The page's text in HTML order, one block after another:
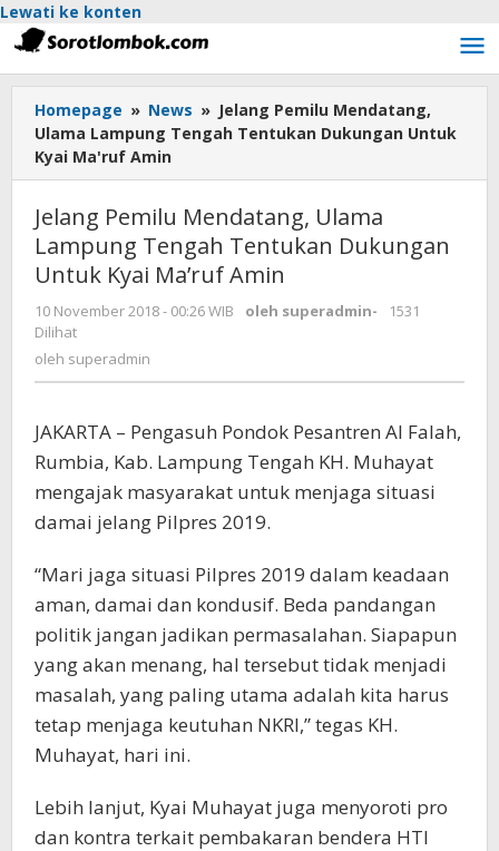
Lewati ke konten
Homepage » News » Jelang Pemilu Mendatang,
Ulama Lampung Tengah Tentukan Dukungan Untuk
Kyai Ma'ruf Amin
Jelang Pemilu Mendatang, Ulama
Lampung Tengah Tentukan Dukungan
Untuk Kyai Ma’ruf Amin
10 November 2018 - 00:26 WIB oleh superadmin-
1531
Dilihat
oleh superadmin
JAKARTA – Pengasuh Pondok Pesantren Al Falah,
Rumbia, Kab. Lampung Tengah KH. Muhayat
mengajak masyarakat untuk menjaga situasi
damai jelang Pilpres 2019.
“Mari jaga situasi Pilpres 2019 dalam keadaan
aman, damai dan kondusif. Beda pandangan
politik jangan jadikan permasalahan. Siapapun
yang akan menang, hal tersebut tidak menjadi
masalah, yang paling utama adalah kita harus
tetap menjaga keutuhan NKRI,” tegas KH.
Muhayat, hari ini.
Lebih lanjut, Kyai Muhayat juga menyoroti pro
dan kontra terkait pembakaran bendera HTI